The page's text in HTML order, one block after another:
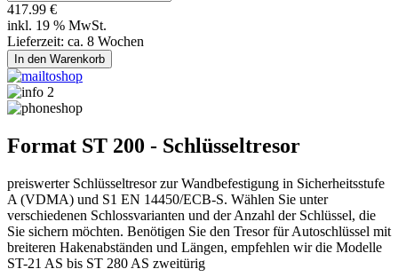
417.99 €
inkl. 19 % MwSt.
Lieferzeit: ca. 8 Wochen
Format ST 200 - Schlüsseltresor
preiswerter Schlüsseltresor zur Wandbefestigung in Sicherheitsstufe
A (VDMA) und S1 EN 14450/ECB-S. Wählen Sie unter
verschiedenen Schlossvarianten und der Anzahl der Schlüssel, die
Sie sichern möchten. Benötigen Sie den Tresor für Autoschlüssel mit
breiteren Hakenabständen und Längen, empfehlen wir die Modelle
ST-21 AS bis ST 280 AS zweitürig